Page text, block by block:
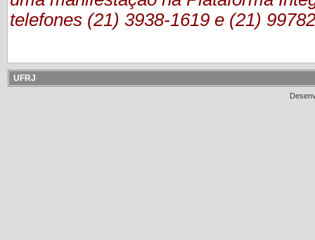
telefones (21) 3938-1619 e (21)
UFRJ